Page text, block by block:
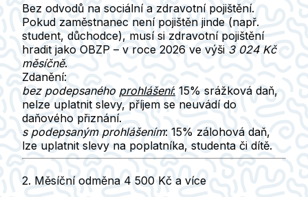
Bez odvodů na sociální a zdravotní pojištění.
Pokud zaměstnanec není pojištěn jinde (např.
student, důchodce), musí si zdravotní pojištění
hradit jako OBZP – v roce 2026 ve výši 3 024 Kč
měsíčně.
Zdanění:
bez podepsaného prohlášení: 15% srážková daň,
nelze uplatnit slevy, příjem se neuvádído
daňového přiznání.
s podepsaným prohlášením: 15% zálohová daň,
lze uplatnit slevy na poplatníka, studenta či dítě.
2. Měsíční odměna 4 500 Kč a více